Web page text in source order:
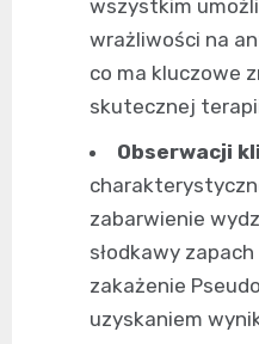
wszystkim
wrażliwości na
co ma kluczowe
skutecznej
Obserwacji
zabarwienie
słodkawy
zakażenie
uzyskaniem